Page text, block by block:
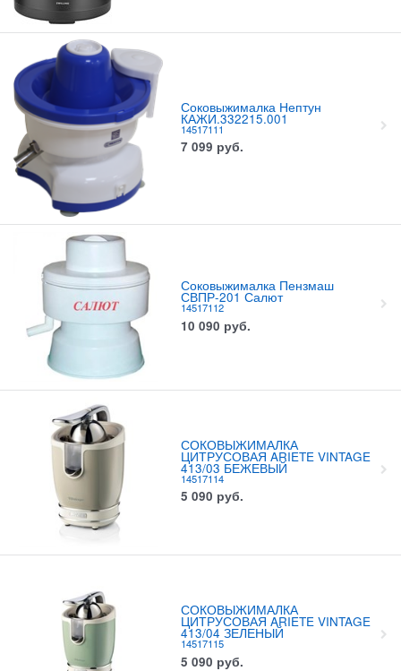
Соковыжималка Нептун
КАЖИ.332215.001
14517111
7 099 руб.
Соковыжималка Пензмаш
СВПР-201 Салют
14517112
10 090 руб.
СОКОВЫЖИМАЛКА
ЦИТРУСОВАЯ ARIETE VINTAGE
413/03 БЕЖЕВЫЙ
14517114
5 090 руб.
СОКОВЫЖИМАЛКА
ЦИТРУСОВАЯ ARIETE VINTAGE
413/04 ЗЕЛЕНЫЙ
14517115
5 090 руб.